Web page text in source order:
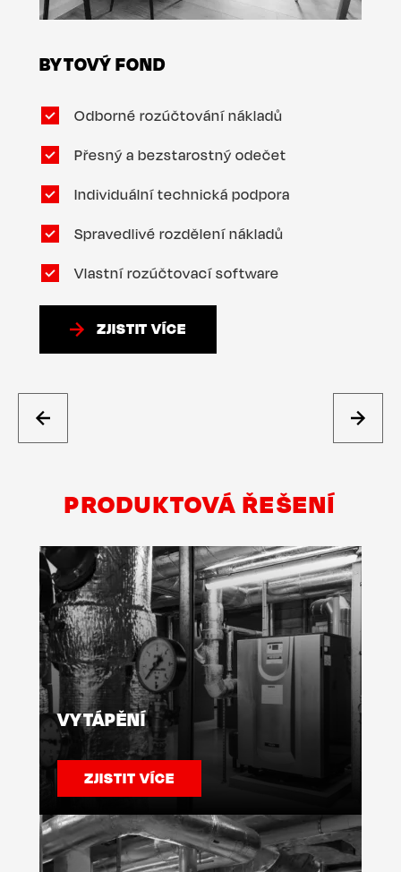
BYTOVÝ FOND
Odborné rozúčtování nákladů
Přesný a bezstarostný odečet
Individuální technická podpora
Spravedlivé rozdělení nákladů
Vlastní rozúčtovací software
ZJISTIT VÍCE
PRODUKTOVÁ ŘEŠENÍ
VYTÁPĚNÍ
ZJISTIT VÍCE